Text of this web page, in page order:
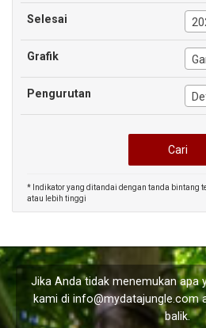
Selesai
Grafik
Pengurutan
* Indikator yang ditandai dengan tanda bintang
atau lebih tinggi
Jika Anda tidak menemukan apa
kami di info@mydatajungle.com
balik.